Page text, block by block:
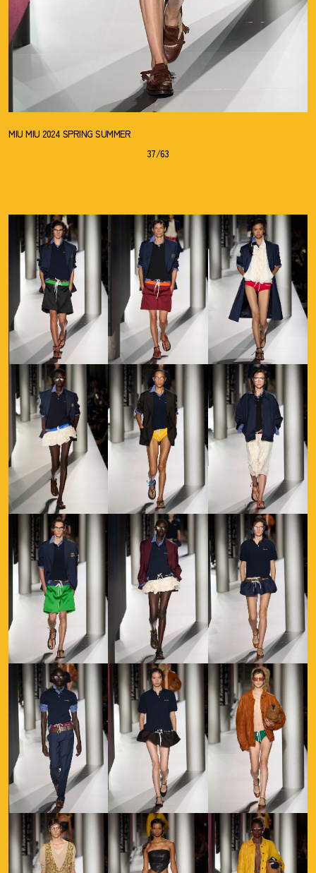
MIU MIU 2024 SPRING SUMMER
37/63